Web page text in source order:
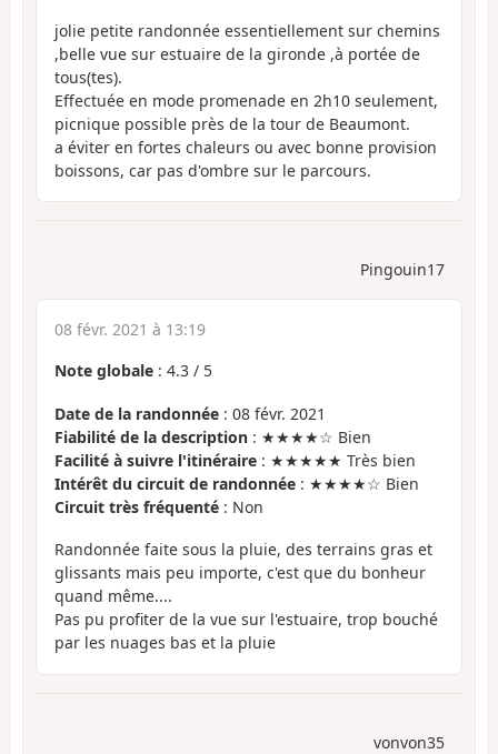
jolie petite randonnée essentiellement sur chemins
,belle vue sur estuaire de la gironde ,à portée de
tous(tes).
Effectuée en mode promenade en 2h10 seulement,
picnique possible près de la tour de Beaumont.
a éviter en fortes chaleurs ou avec bonne provision
boissons, car pas d'ombre sur le parcours.
Pingouin17
08 févr. 2021 à 13:19
Note globale : 4.3 / 5
Date de la randonnée : 08 févr. 2021
Fiabilité de la description : ★★★★☆ Bien
Facilité à suivre l'itinéraire : ★★★★★ Très bien
Intérêt du circuit de randonnée : ★★★★☆ Bien
Circuit très fréquenté : Non
Randonnée faite sous la pluie, des terrains gras et
glissants mais peu importe, c'est que du bonheur
quand même....
Pas pu profiter de la vue sur l'estuaire, trop bouché
par les nuages bas et la pluie
vonvon35